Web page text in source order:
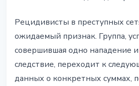
Рецидивисты в преступных
ожидаемый признак. Группа,
совершившая одно нападение
следствие, переходит к
данных о конкретных суммах,